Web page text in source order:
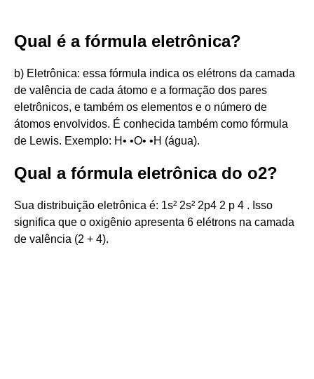
Qual é a fórmula eletrônica?
b) Eletrônica: essa fórmula indica os elétrons da camada
de valência de cada átomo e a formação dos pares
eletrônicos, e também os elementos e o número de
átomos envolvidos. É conhecida também como fórmula
de Lewis. Exemplo: H• •O• •H (água).
Qual a fórmula eletrônica do o2?
Sua distribuição eletrônica é: 1s² 2s² 2p4 2 p 4 . Isso
significa que o oxigênio apresenta 6 elétrons na camada
de valência (2 + 4).